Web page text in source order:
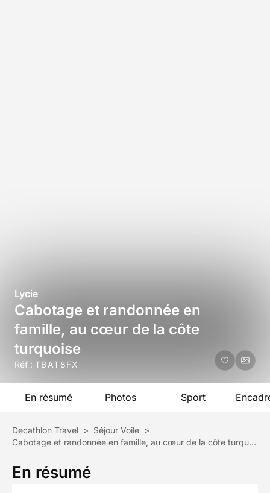
Lycie
Cabotage et randonnée en
famille, au cœur de la côte
turquoise
Réf : TBAT8FX
En résumé Photos Sport
Decathlon Travel > Séjour Voile >
Cabotage et randonnée en famille, au cœur de la côte turquoise
En résumé